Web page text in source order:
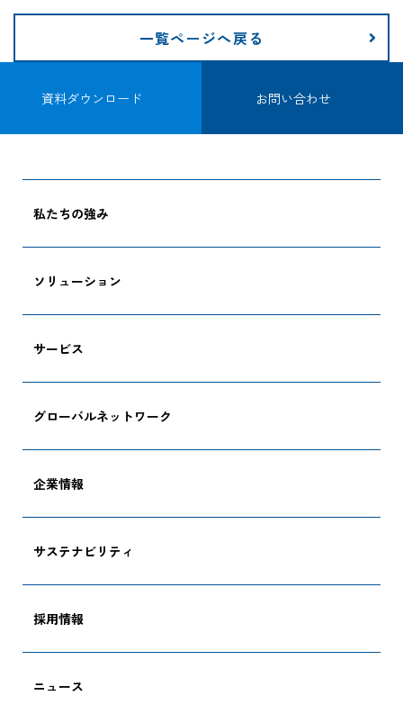
一覧ページへ戻る
資料ダウンロード お問い合わせ
私たちの強み
ソリューション
サービス
グローバルネットワーク
企業情報
サステナビリティ
採用情報
ニュース